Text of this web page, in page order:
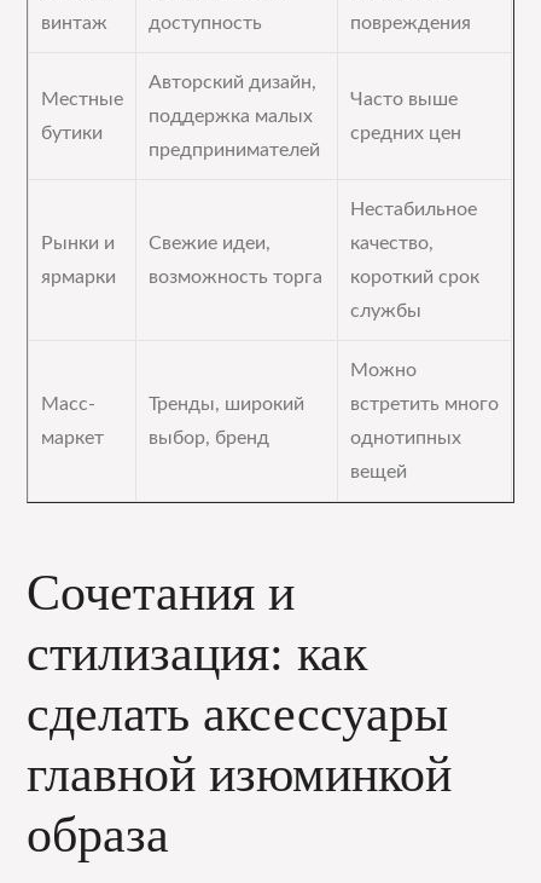
винтаж
доступность
повреждения
Местные
бутики
Авторский дизайн,
поддержка малых
предпринимателей
Часто выше
средних цен
Рынки и
ярмарки
Свежие идеи,
возможность торга
Нестабильное
качество,
короткий срок
службы
Масс-
маркет
Тренды, широкий
выбор, бренд
Можно
встретить много
однотипных
вещей
Сочетания и
стилизация: как
сделать аксессуары
главной изюминкой
образа